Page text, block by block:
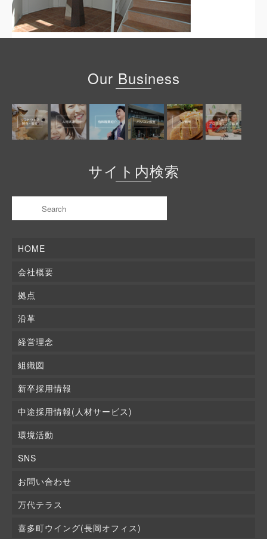
Our Business
サイト内検索
HOME
会社概要
拠点
沿革
経営理念
組織図
新卒採用情報
中途採用情報(人材サービス)
環境活動
SNS
お問い合わせ
万代テラス
喜多町ウイング(長岡オフィス)